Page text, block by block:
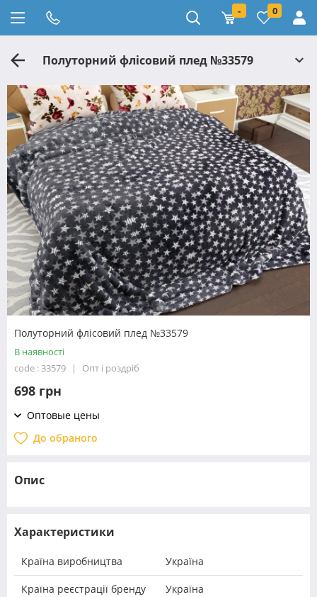
- 0
Полуторний флісовий плед №33579
Полуторний флісовий плед №33579
В наявності
code : 33579
Опт і роздріб
698 грн
Оптовые цены
До обраного
Опис
Характеристики
Країна виробництва Україна
Країна реєстрації бренду Україна